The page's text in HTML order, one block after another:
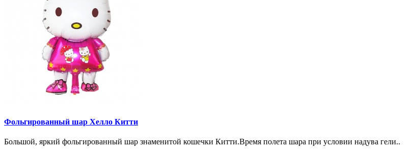
Фольгированный шар Хелло Китти
Большой, яркий фольгированный шар знаменитой кошечки Китти.Время полета шара при условии надува гели..